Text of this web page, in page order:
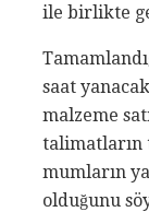
ile birlikte
saat
malzeme
talimatların
mumların
olduğunu